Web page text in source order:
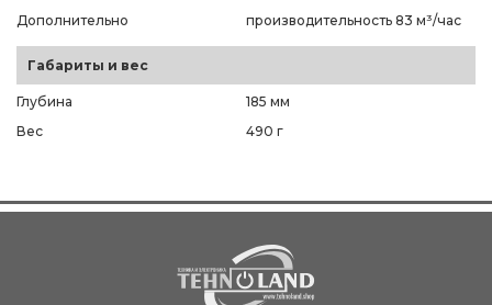
Дополнительно
производительность 83 м³/час
Габариты и вес
Глубина
185 мм
Вес
490 г